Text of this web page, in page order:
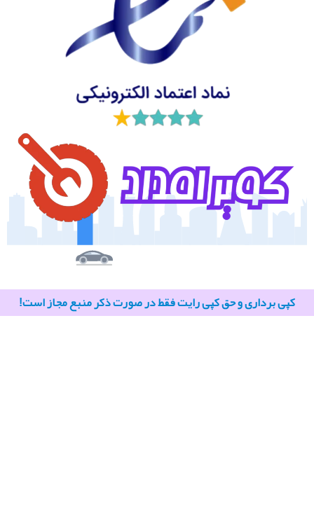
کپی برداری و حق کپی رایت فقط در صورت ذکر منبع مجاز است!